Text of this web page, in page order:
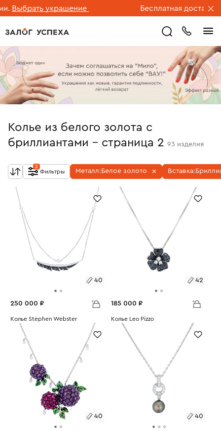
украшение Бесплатная доставка
Колье из белого золота с
бриллиантами - страница 2 93 изделия
Фильтры
2
Металл: Белое золото Вставка:
40
250 000 ₽
Размеры:
40
Колье Stephen Webster
Вес:
42
185 000 ₽
Размеры:
42
Колье Leo Pizzo
Вес:
40 40